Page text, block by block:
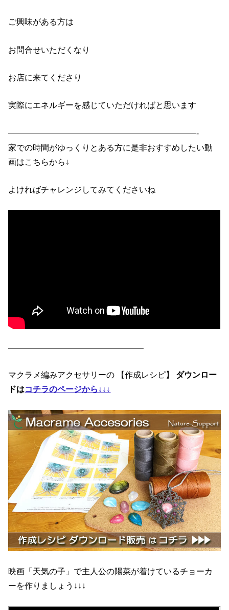
ご興味がある方は
お問合せいただくなり
お店に来てくださり
実際にエネルギーを感じていただければと思います
———————————————————————-
家での時間がゆっくりとある方に是非おすすめしたい動
画はこちらから↓
よければチャレンジしてみてくださいね
————————————————–
マクラメ編みアクセサリーの 【作成レシピ】 ダウンロー
ドはコチラのページから↓↓↓
映画「天気の子」で主人公の陽菜が着けているチョーカ
ーを作りましょう↓↓↓